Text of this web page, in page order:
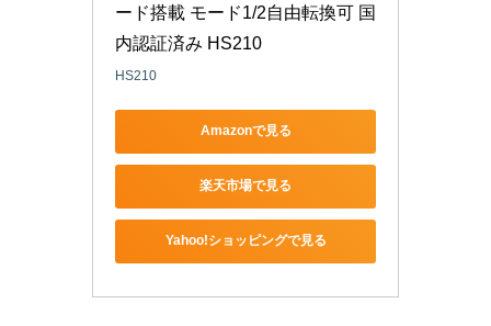
ード搭載 モード1/2自由転換可 国
内認証済み HS210
HS210
Amazonで見る
楽天市場で見る
Yahoo!ショッピングで見る